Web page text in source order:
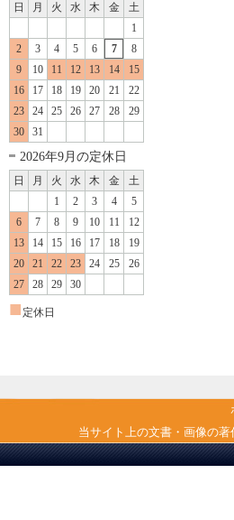
日 月 火 水 木 金
土
1
2
3 4 5 6 7
8
9
10 11 12 13 14
15
16
17 18 19 20 21
22
23
24 25 26 27 28
29
30
31
2026年9月の定休日
日 月 火 水 木 金
土
1
2 3 4
5
6
7 8 9 10 11
12
13
14 15 16 17 18
19
20
21 22 23 24 25
26
27
28 29 30
■ 定休日
当サイト上の文書・画像の